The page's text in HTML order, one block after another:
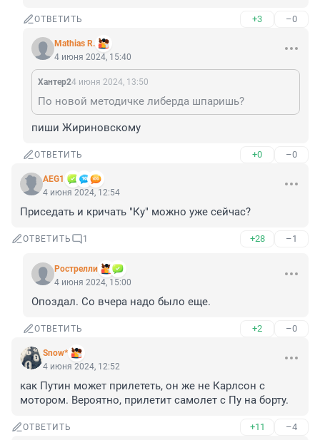
ОТВЕТИТЬ +3 –0
Mathias R.
4 июня 2024, 15:40
Хантер24 июня 2024, 13:50
По новой методичке либерда шпаришь?
пиши Жириновскому
ОТВЕТИТЬ +0 –0
AEG1
4 июня 2024, 12:54
Приседать и кричать "Ку" можно уже сейчас?
ОТВЕТИТЬ 1 +28 –1
Рострелли
4 июня 2024, 15:00
Опоздал. Со вчера надо было еще.
ОТВЕТИТЬ +2 –0
Snow*
4 июня 2024, 12:52
как Путин может прилететь, он же не Карлсон с
мотором. Вероятно, прилетит самолет с Пу на борту.
ОТВЕТИТЬ +11 –4